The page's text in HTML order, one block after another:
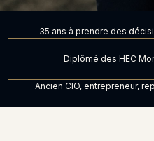
35 ans à prendre des
Diplômé des HEC
Ancien CIO, entrepreneur,